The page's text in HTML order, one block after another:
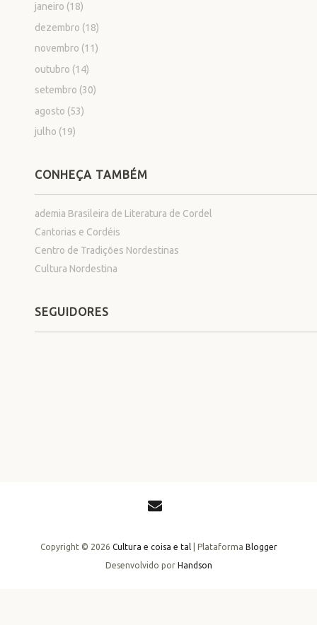
janeiro (18)
dezembro (18)
novembro (11)
outubro (14)
setembro (30)
agosto (53)
julho (19)
CONHEÇA TAMBÉM
ademia Brasileira de Literatura de Cordel
Cantorias e Cordéis
Centro de Tradições Nordestinas
Cultura Nordestina
SEGUIDORES
Copyright © 2026 Cultura e coisa e tal| Plataforma Blogger
Desenvolvido por Handson